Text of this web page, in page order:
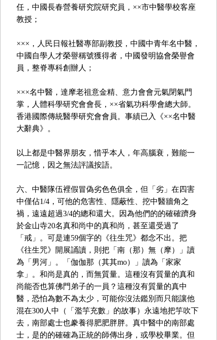
任，中國長春營養研究院研究員，××市中醫學校客座
教授；
×××，人民日報社醫專部副教授，中國中青年名中醫，
中國自學人才榮譽稱號獲得者，中國發明協會榮譽會
員，整脊專科創辦人；
×××名中醫，達摩老祖意金精、意力會會元氣閉氣門
掌，人體科學研究會會長，××省氣功科學會總大師。
香港國際傳統醫學研究會會員。事績已入《××名中醫
大辭典》。
以上都是中醫界朋友，惜乎本人，年高腦衰，難能一
一記憶，因之無法評議按語。
六、中醫隊伍裡假冒偽劣色色俱全，但「劣」在四害
中僅佔1/4，可他的危害性、隱蔽性、挖中醫牆角之
禍，遠遠超過3/4的總和還大。因為他們的的確確躋身
於金山寺20名真和尚中的真和尚，甚至還受過了
「戒」。可是連59個字的《往生咒》都念不出。把
《往生咒》開展誦讀，則把「南（那）無（摩）」讀
為「男河」。「伽伽那（其其mo）」讀為「家家
拿」。和尚是真的，而無質量。這種沒有質量的真和
尚能否也算佛門弟子的一員？這種沒有質量的真中
醫，恐怕為數不為太少，可能你沒法鑑別而只能讓他
混在300人中（「濫竽充數」的故事）永遠地把竽吹下
去，南部處士也豢養得肥肥胖胖。真中醫中的南部處
士，是的的確確為正統的師傳出身，或學校畢業。但